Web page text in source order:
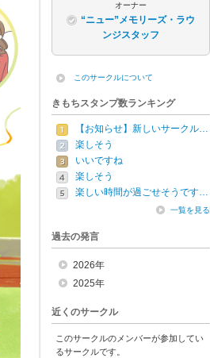
オーナー
“ニュー”メモリーズ・ラウ
ンジスタッフ
このサークルについて
きもちスタンプ数ランキング
【お知らせ】新しいサークル…
楽しそう
いいですね
楽しそう
楽しい時間が過ごせそうです…
一覧を見る
過去の発言
2026年
2025年
近くのサークル
このサークルのメンバーが参加してい
るサークルです。